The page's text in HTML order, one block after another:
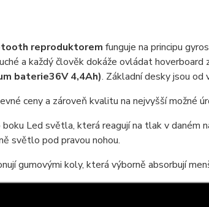
reproduktorem funguje na principu
a každý člověk dokáže ovládat
baterie36V 4,4Ah). Základní desky jsou
ceny a zároveň kvalitu na nejvyšší možné
boku Led světla, která reagují na tlak v
světlo pod pravou nohou.
gumovými koly, která výborně absorbují